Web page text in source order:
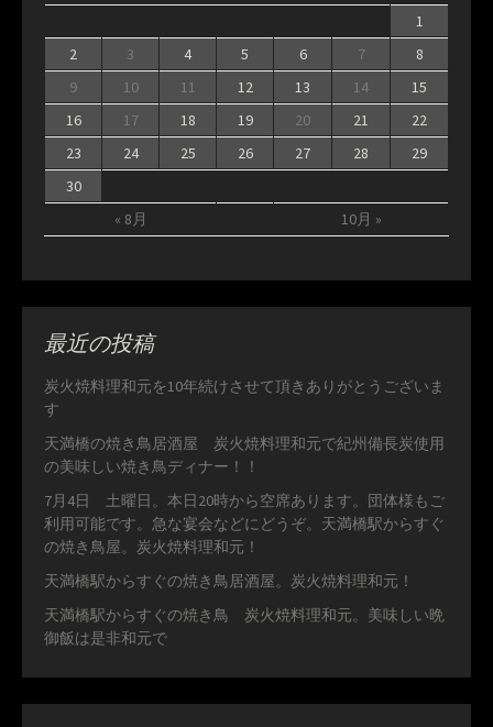
« 8月 10月 »
1
2
3 4 5 6 7
8
9
10 11 12 13 14
15
16
17 18 19 20 21
22
23
24 25 26 27 28
29
30
最近の投稿
炭火焼料理和元を10年続けさせて頂きありがとうございま
す
天満橋の焼き鳥居酒屋 炭火焼料理和元で紀州備長炭使用
の美味しい焼き鳥ディナー！！
7月4日 土曜日。本日20時から空席あります。団体様もご
利用可能です。急な宴会などにどうぞ。天満橋駅からすぐ
の焼き鳥屋。炭火焼料理和元！
天満橋駅からすぐの焼き鳥居酒屋。炭火焼料理和元！
天満橋駅からすぐの焼き鳥 炭火焼料理和元。美味しい晩
御飯は是非和元で